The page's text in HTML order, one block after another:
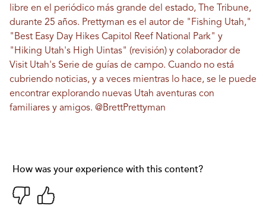
libre en el periódico más grande del estado, The Tribune,
durante 25 años. Prettyman es el autor de "Fishing Utah,"
"Best Easy Day Hikes Capitol Reef National Park" y
"Hiking Utah's High Uintas" (revisión) y colaborador de
Visit Utah's Serie de guías de campo. Cuando no está
cubriendo noticias, y a veces mientras lo hace, se le puede
encontrar explorando nuevas Utah aventuras con
familiares y amigos. @BrettPrettyman